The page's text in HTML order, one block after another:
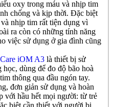
oxy trong máu và nhịp tim
chống và kịp thời. Đặc biệt
nhịp tim rất tiện dụng vì
ra còn có những tính năng
việc sử dụng ở gia đình cũng
iOM A3 là thiết bị sử
dùng để đo độ bão hoà
thông qua đầu ngón tay.
đơn giản sử dụng và hoàn
với hầu hết mọi người: từ trẻ
biệt cần thiết với người bị